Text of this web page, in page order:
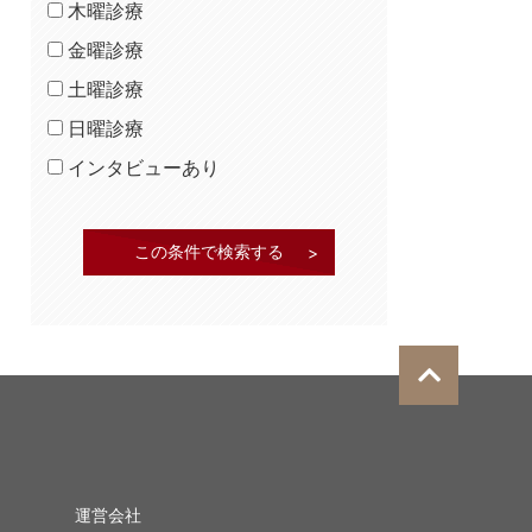
木曜診療
金曜診療
土曜診療
日曜診療
インタビューあり
運営会社